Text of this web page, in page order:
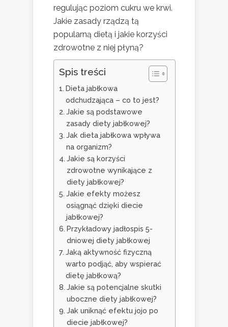
regulując poziom cukru we krwi.
Jakie zasady rządzą tą
popularną dietą i jakie korzyści
zdrowotne z niej płyną?
Spis treści
Dieta jabłkowa
odchudzająca – co to jest?
Jakie są podstawowe
zasady diety jabłkowej?
Jak dieta jabłkowa wpływa
na organizm?
Jakie są korzyści
zdrowotne wynikające z
diety jabłkowej?
Jakie efekty możesz
osiągnąć dzięki diecie
jabłkowej?
Przykładowy jadłospis 5-
dniowej diety jabłkowej
Jaką aktywność fizyczną
warto podjąć, aby wspierać
dietę jabłkową?
Jakie są potencjalne skutki
uboczne diety jabłkowej?
Jak uniknąć efektu jojo po
diecie jabłkowej?